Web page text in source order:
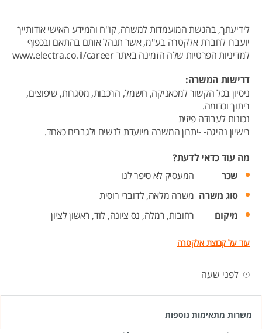
לידיעתך, בהגשת המועמדות למשרה, קו"ח והמידע האישי אודותייך
יועברו לחברת אלקטרה בע"מ, אשר תנהל אותם בהתאם ובכפוף
למדיניות הפרטיות שלה הזמינה באתר www.electra.co.il/career
דרישות המשרה:
ניסיון בכל הקשור למכאניקה, חשמל, הרכבות, מסגרות, שיפוצים,
ריתוך וכדומה.
נכונות לעבודה פיזית
רישיון נהיגה- -יתרון המשרה מיועדת לנשים ולגברים כאחד.
מה עוד כדאי לדעת?
שכר
המעסיק לא סיפר לנו
סוג משרה משרה מלאה,לדוברי רוסית
מיקום
רחובות, רמלה, נס ציונה, לוד, ראשון לציון
עוד על קבוצת אלקטרה
לפני שעה
משרות מתאימות נוספות